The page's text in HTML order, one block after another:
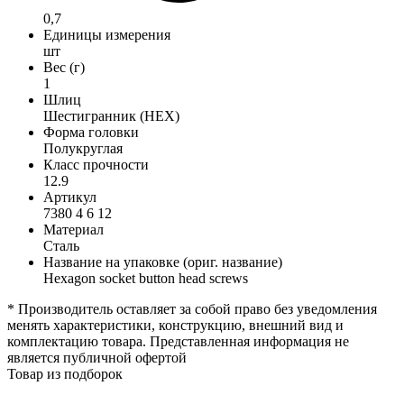
0,7
Единицы измерения
шт
Вес (г)
1
Шлиц
Шестигранник (HEX)
Форма головки
Полукруглая
Класс прочности
12.9
Артикул
7380 4 6 12
Материал
Сталь
Название на упаковке (ориг. название)
Hexagon socket button head screws
* Производитель оставляет за собой право без уведомления
менять характеристики, конструкцию, внешний вид и
комплектацию товара. Представленная информация не
является публичной офертой
Товар из подборок